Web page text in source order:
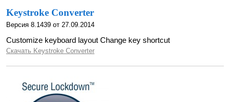
Keystroke Converter
Версия 8.1439 от 27.09.2014
Customize keyboard layout Change key shortcut
Скачать Keystroke Converter